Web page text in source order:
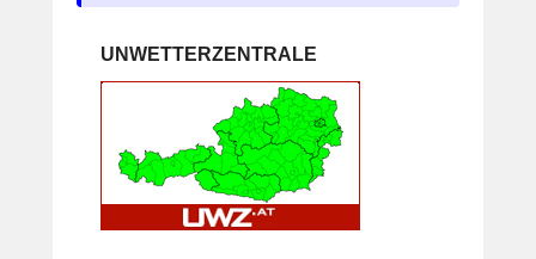
UNWETTERZENTRALE